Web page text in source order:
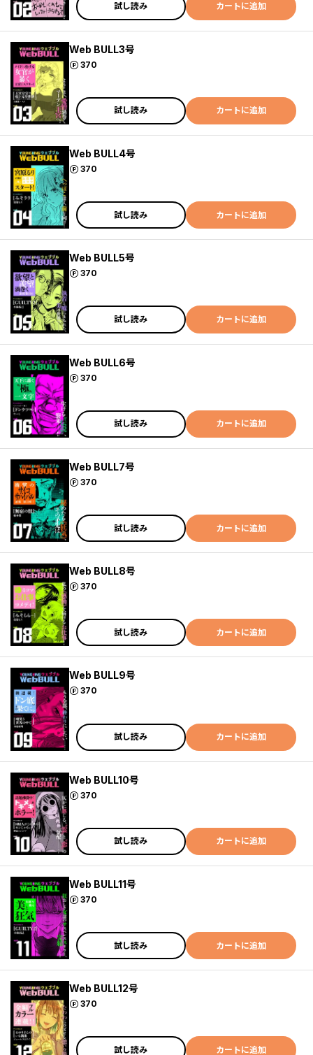
試し読み カートに追加
Web BULL3号
370
ポイント
試し読み カートに追加
Web BULL4号
370
ポイント
試し読み カートに追加
Web BULL5号
370
ポイント
試し読み カートに追加
Web BULL6号
370
ポイント
試し読み カートに追加
Web BULL7号
370
ポイント
試し読み カートに追加
Web BULL8号
370
ポイント
試し読み カートに追加
Web BULL9号
370
ポイント
試し読み カートに追加
Web BULL10号
370
ポイント
試し読み カートに追加
Web BULL11号
370
ポイント
試し読み カートに追加
Web BULL12号
370
ポイント
試し読み カートに追加